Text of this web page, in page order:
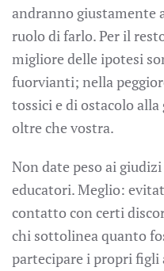
andranno giustamente
ruolo di farlo. Per il
migliore delle ipotesi
fuorvianti; nella
tossici e di ostacolo
oltre che vostra.
Non date peso ai
educatori. Meglio:
contatto con certi
chi sottolinea quanto
partecipare i propri figli